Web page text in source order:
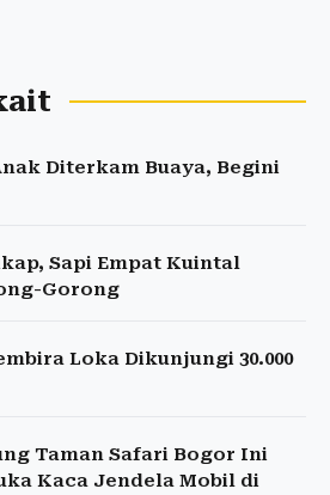
Diterkam Buaya, Begini
Sapi Empat Kuintal
Gorong
Loka Dikunjungi 30.000
Taman Safari Bogor Ini
Kaca Jendela Mobil di